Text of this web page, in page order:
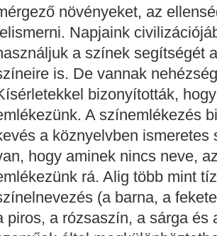
növényeket, az
Napjaink
a színek segítségét
is. De vannak
bizonyították,
A színemlékezés
a köznyelvben ismeretes
hogy aminek nincs neve,
rá. Alig több mint
(a barna, a
piros, a rózsaszín, a sárga és